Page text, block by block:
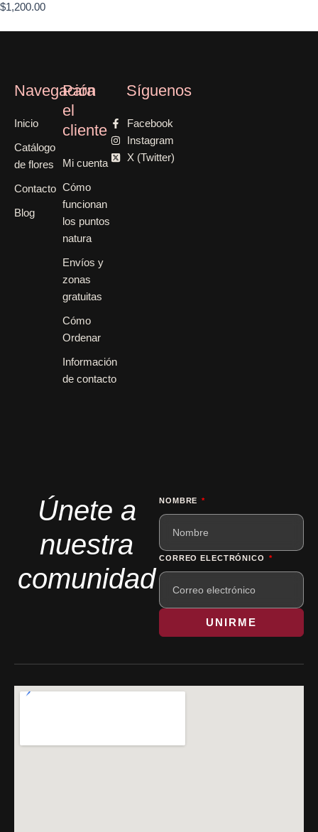
$1,200.00
Navegación
Inicio
Catálogo
de flores
Contacto
Blog
Para
el
cliente
Mi cuenta
Cómo
funcionan
los puntos
natura
Envíos y
zonas
gratuitas
Cómo
Ordenar
Información
de contacto
Síguenos
Facebook
Instagram
X (Twitter)
Únete a
nuestra
comunidad
NOMBRE
CORREO ELECTRÓNICO
UNIRME